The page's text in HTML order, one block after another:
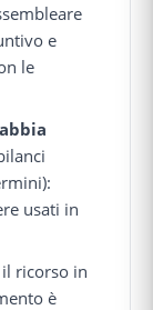
e
le
usati in
ricorso in
è